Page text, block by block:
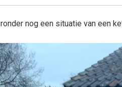
nog een situatie van een